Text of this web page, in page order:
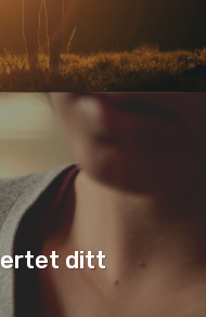
ditt